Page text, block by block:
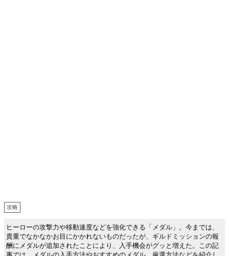
攻略
ヒーローの攻撃力や移動速度などを強化できる「メダル」。今までは、
貴重でなかなかお目にかかれないものだったが、ギルドミッションの報
酬にメダルが追加されたことにより、入手機会がグッと増えた。この記